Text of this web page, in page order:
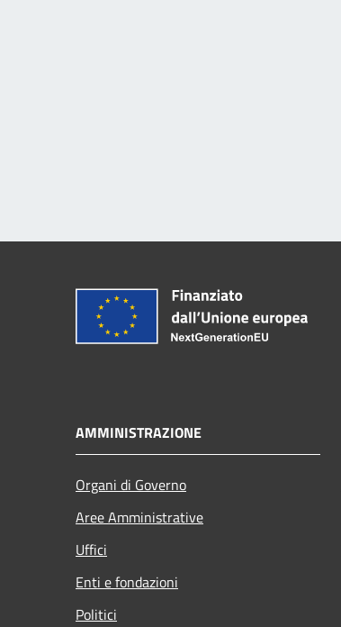
AMMINISTRAZIONE
Organi di Governo
Aree Amministrative
Uffici
Enti e fondazioni
Politici